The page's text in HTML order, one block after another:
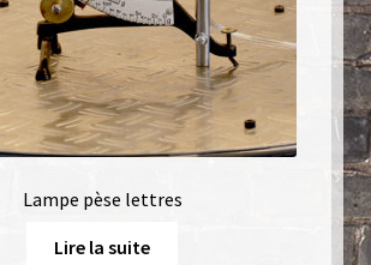
Lampe pèse lettres
Lire la suite